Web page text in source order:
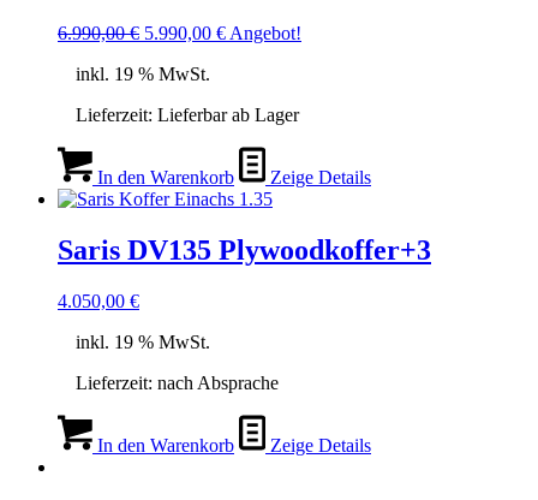
6.990,00€ Ursprünglicher
war:
5.990,00 €Aktueller
Angebot!
inkl. 19 % MwSt.
Lieferzeit: Lieferbar ab Lager
In den Warenkorb Zeige Details
Saris DV135 Plywoodkoffer+3
4.050,00 €
inkl. 19 % MwSt.
Lieferzeit: nach Absprache
In den Warenkorb Zeige Details